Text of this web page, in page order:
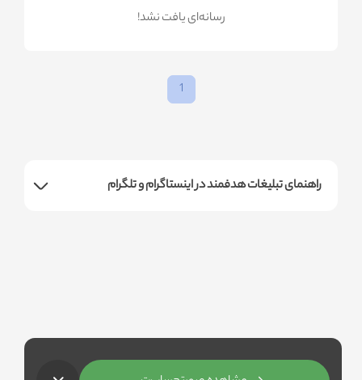
!رسانه‌ای یافت نشد
1
راهنمای تبلیغات هدفمند در اینستاگرام و تلگرام